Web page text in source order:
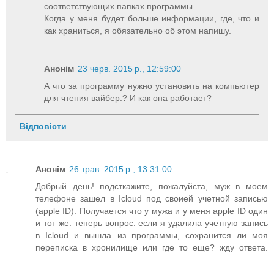
соответствующих папках программы.
Когда у меня будет больше информации, где, что и
как храниться, я обязательно об этом напишу.
Анонім 23 черв. 2015 р., 12:59:00
А что за программу нужно установить на компьютер
для чтения вайбер.? И как она работает?
Відповісти
Анонім 26 трав. 2015 р., 13:31:00
Добрый день! подсткажите, пожалуйста, муж в моем
телефоне зашел в Icloud под своией учетной записью
(apple ID). Получается что у мужа и у меня apple ID один
и тот же. теперь вопрос: если я удалила учетную запись
в Icloud и вышла из программы, сохранится ли моя
переписка в хронилище или где то еще? жду ответа.